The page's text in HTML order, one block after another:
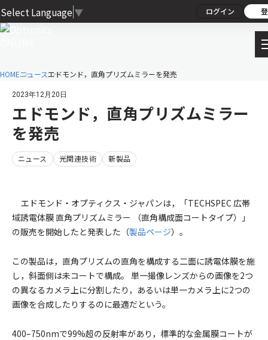
Select Language ▼ ログイン
HOMEニュースエドモンド，直角プリズムミラーを発売
2023年12月20日
エドモンド，直角プリズムミラー
を発売
ニュース 光関連技術 新製品
エドモンド・オプティクス・ジャパンは，「TECHSPEC 広帯
域誘電体膜 直角プリズムミラー （直角構成面コートタイプ）」
の販売を開始したと発表した（製品ページ）。
この製品は，直角プリズムの直角を構成する二面に誘電体膜を施
し，斜面側は未コートで構成。 単一撮像レンズからの画像を2つ
の異なるカメラ上に分割したり，あるいは単一カメラ上に2つの
画像を合成したりするのに最適だという。
400–750nmで99%超の反射率があり，標準的な金属膜コートが